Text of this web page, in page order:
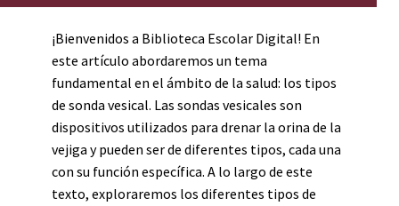
¡Bienvenidos a Biblioteca Escolar Digital! En
este artículo abordaremos un tema
fundamental en el ámbito de la salud: los tipos
de sonda vesical. Las sondas vesicales son
dispositivos utilizados para drenar la orina de la
vejiga y pueden ser de diferentes tipos, cada una
con su función específica. A lo largo de este
texto, exploraremos los diferentes tipos de